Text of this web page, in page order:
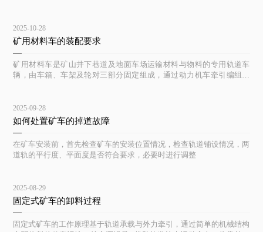
2025-10-28
矿用材料车的装配要求
矿用材料车是矿山井下巷道及地面车场运输材料与物料的专用轨道车
辆，由车箱、车架及轮对三部分固定组成，通过动力机车牵引编组运
2025-09-28
如何处置矿车的掉道故障
在矿车安装前，首先检查矿车的安装位置情况，检查轨道铺设情况，两
道轨的平行度、平面度是否符合要求，必要时进行调整
2025-08-29
固定式矿车的卸料过程
固定式矿车的工作原理基于轨道承载与外力牵引，通过简单的机械结构